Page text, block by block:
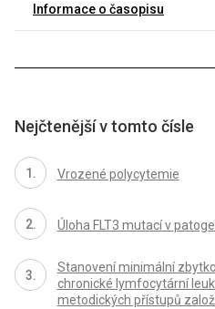
Informace o časopisu
Nejčtenější v tomto čísle
Vrozené polycytemie
Úloha FLT3 mutací v
Stanovení minimální
chronické lymfocytární
metodických přístupů